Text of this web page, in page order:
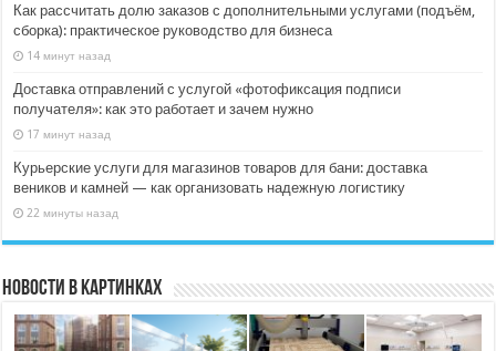
Как рассчитать долю заказов с дополнительными услугами (подъём,
сборка): практическое руководство для бизнеса
14 минут назад
Доставка отправлений с услугой «фотофиксация подписи
получателя»: как это работает и зачем нужно
17 минут назад
Курьерские услуги для магазинов товаров для бани: доставка
веников и камней — как организовать надежную логистику
22 минуты назад
Новости в картинках